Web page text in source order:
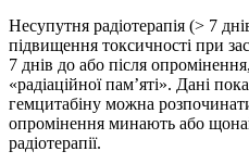
Несупутня радіотерапія (> 7
підвищення токсичності при
7 днів до або після
«радіаційної пам’яті». Дані
гемцитабіну можна
опромінення минають або
радіотерапії.